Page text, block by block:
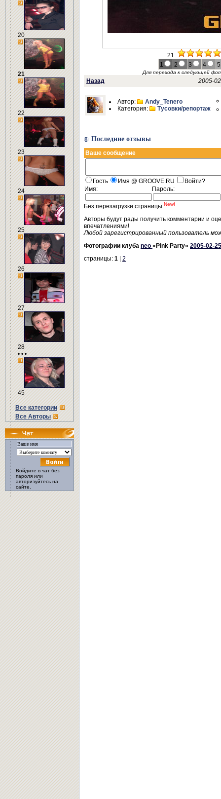
20
21
22
23
24
25
26
27
28
• • •
45
Все категории
Все Авторы
Войдите в чат без
пароля или
авторизуйтесь на
сайте.
21.
1
2 3 4 5
Для перехода к следующей
Назад 2005-
Автор:
Andy_Tenero
Категория:
Тусовки/репортаж
Последние отзывы
Ваше сообщение
Гость Имя @ GROOVE.RU
Войти?
Имя:
Пароль:
Без перезагрузки страницы New!
Авторы будут рады получить комментарии и
впечатлениями!
Любой зарегистрированный пользователь
Фотографии клуба neo «Pink Party» 2005-02-25
страницы: 1 2